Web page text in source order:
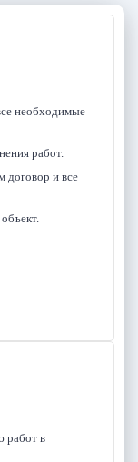
необходимые
работ.
договор и все
работ в